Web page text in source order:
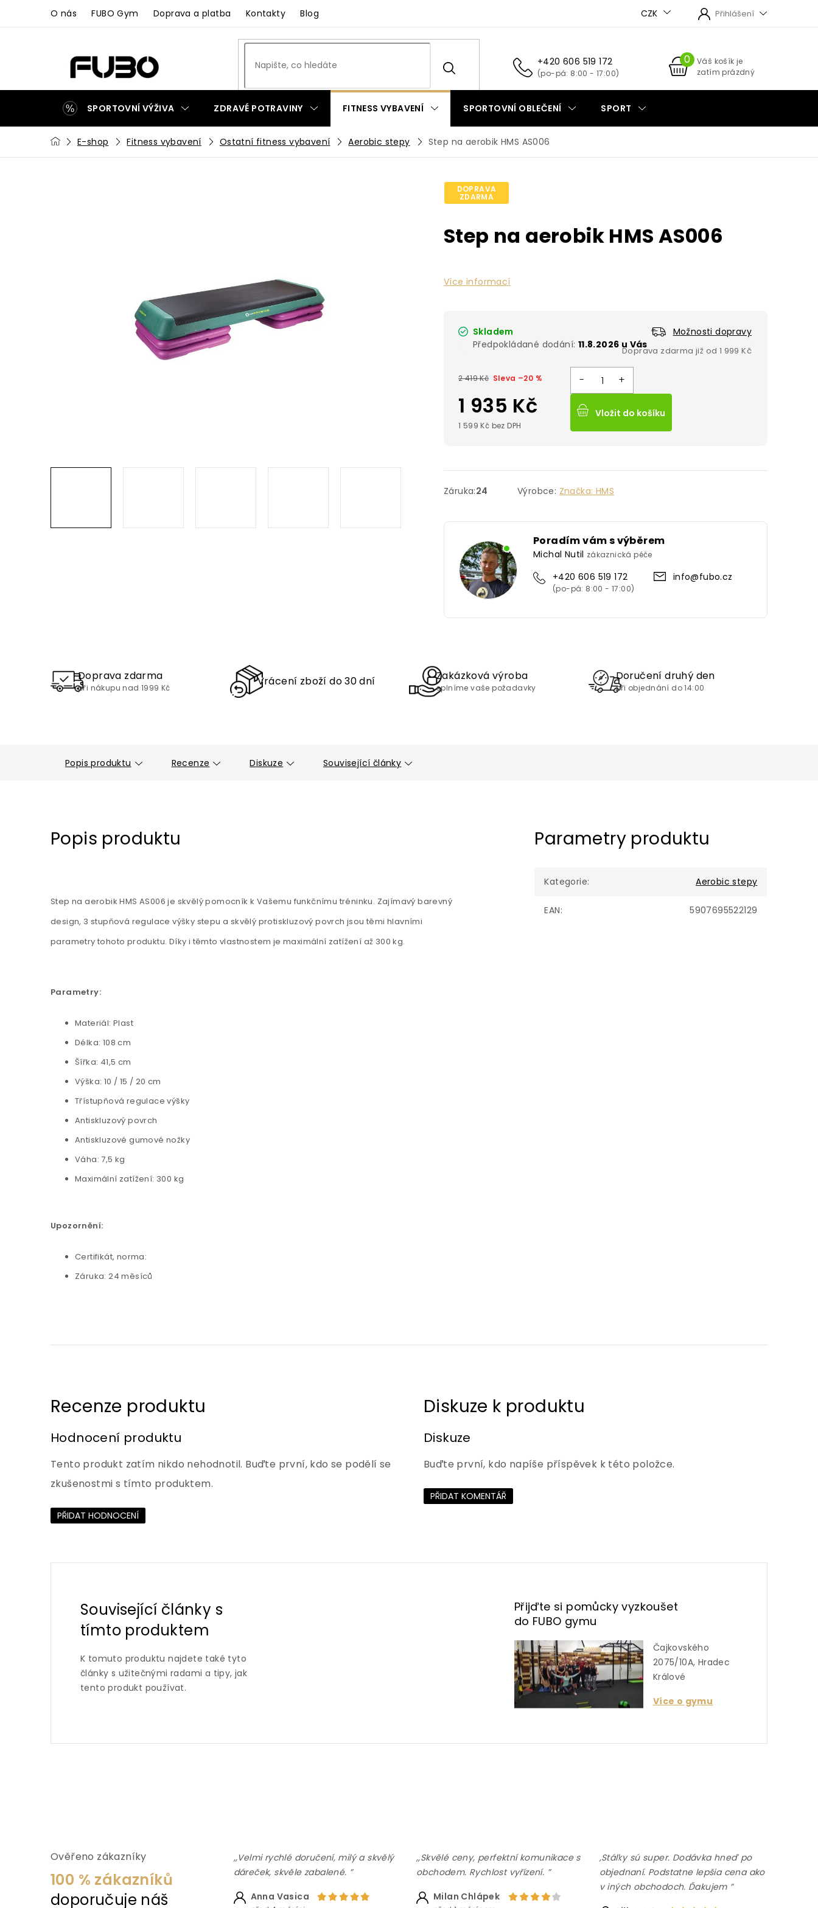
obsah
O nás FUBO Gym Doprava a platba Kontakty Blog CZK Přihlášení
+420 606 519 172
NÁKUPNÍ
KOŠÍK
Váš košík je
zatím prázdný
SPORTOVNÍ VÝŽIVA ZDRAVÉ POTRAVINY FITNESS VYBAVENÍ SPORTOVNÍ OBLEČENÍ SPORT
ZAKÁZKOVÁ VÝROBA
DomůE-shop Fitness vybavení Ostatní fitness vybavení Aerobic stepy Step na aerobik HMS AS006
DOPRAVA
ZDARMA
Step na aerobik HMS AS006
Více informací
Skladem
Možnosti dopravy
11.8.2026
2 419 Kč –20 %
1 935 Kč
1 599 Kč bez DPH
Vložit do košíku
Záruka:24 Výrobce: Značka: HMS
Poradím vám s výběrem
Michal Nutil zákaznická péče
+420 606 519 172 info@fubo.cz
Doprava zdarma
při nákupu nad 1999 Kč Vrácení zboží do 30 dní Zakázková výroba
splníme vaše požadavky
Doručení druhý den
při objednání do 14:00
Popis produktu Recenze Diskuze Související články
Popis produktu
Step na aerobik HMS AS006 je skvělý pomocník k Vašemu funkčnímu tréninku. Zajímavý barevný
design, 3 stupňová regulace výšky stepu a skvělý protiskluzový povrch jsou těmi hlavními
parametry tohoto produktu. Díky i těmto vlastnostem je maximální zatížení až 300 kg.
Parametry:
Materiál: Plast
Délka: 108 cm
Šířka: 41,5 cm
Výška: 10 / 15 / 20 cm
Třístupňová regulace výšky
Antiskluzový povrch
Antiskluzové gumové nožky
Váha: 7,5 kg
Maximální zatížení: 300 kg
Upozornění:
Certifikát, norma:
Záruka: 24 měsíců
Parametry produktu
Kategorie: Aerobic stepy
EAN: 5907695522129
Hodnocení produktu
Tento produkt zatím nikdo nehodnotil. Buďte první, kdo se podělí se
zkušenostmi s tímto produktem.
PŘIDAT HODNOCENÍ
Diskuze
Buďte první, kdo napíše příspěvek k této položce.
PŘIDAT KOMENTÁŘ
Související články s
tímto produktem
K tomuto produktu najdete také tyto
články s užitečnými radami a tipy, jak
tento produkt používat.
Přijďte si pomůcky vyzkoušet
do FUBO gymu
Čajkovského
2075/10A, Hradec
Králové
Více o gymu
Ověřeno zákazníky
100 % zákazníků
doporučuje náš
,,Velmi rychlé doručení, milý a skvělý
dáreček, skvěle zabalené. ”
Anna Vasica
,,Skvělé ceny, perfektní komunikace s
obchodem. Rychlost vyřízení. ”
Milan Chlápek
,Stálky sú super. Dodávka hneď po
objednaní. Podstatne lepšia cena ako
v iných obchodoch. Ďakujem ”